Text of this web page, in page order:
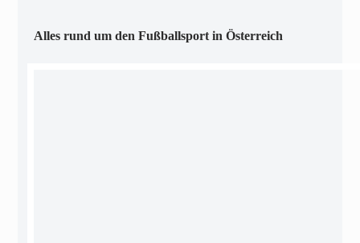
Alles rund um den Fußballsport in Österreich